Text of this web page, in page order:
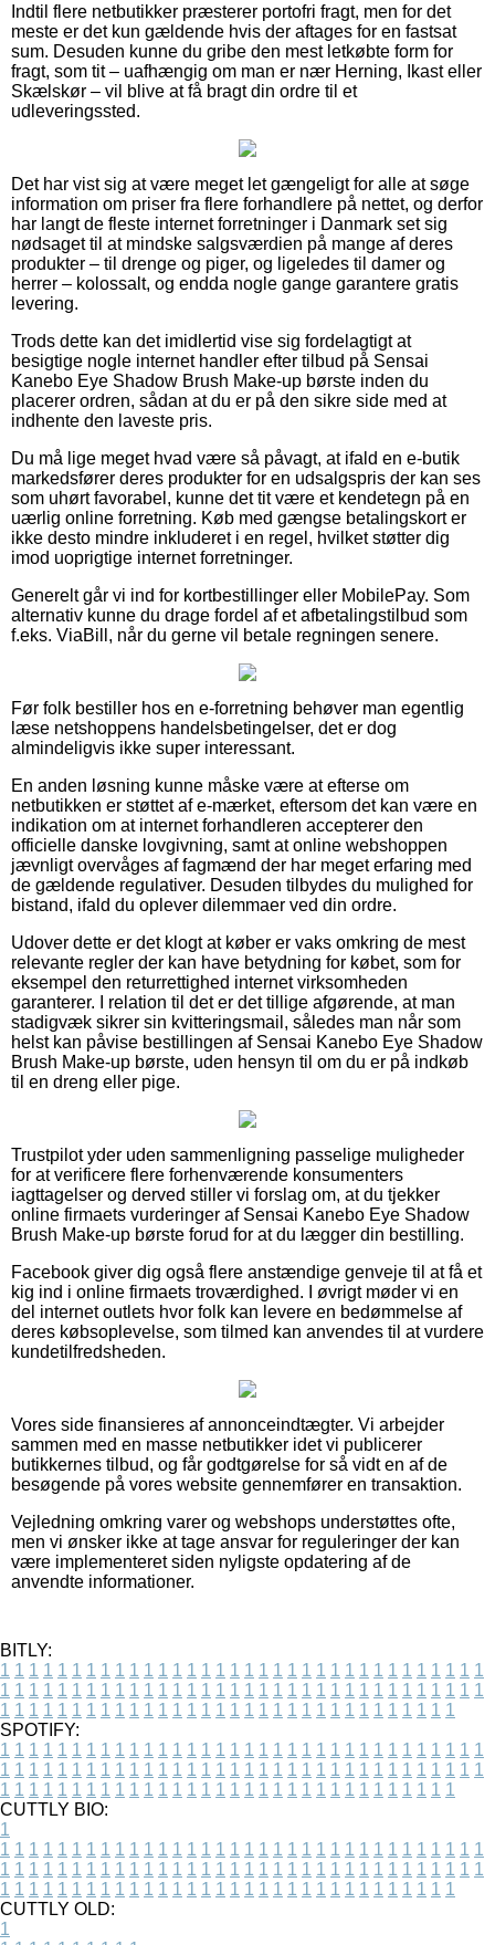
Indtil flere netbutikker præsterer portofri fragt, men for det
meste er det kun gældende hvis der aftages for en fastsat
sum. Desuden kunne du gribe den mest letkøbte form for
fragt, som tit – uafhængig om man er nær Herning, Ikast eller
Skælskør – vil blive at få bragt din ordre til et
udleveringssted.
Det har vist sig at være meget let gængeligt for alle at søge
information om priser fra flere forhandlere på nettet, og derfor
har langt de fleste internet forretninger i Danmark set sig
nødsaget til at mindske salgsværdien på mange af deres
produkter – til drenge og piger, og ligeledes til damer og
herrer – kolossalt, og endda nogle gange garantere gratis
levering.
Trods dette kan det imidlertid vise sig fordelagtigt at
besigtige nogle internet handler efter tilbud på Sensai
Kanebo Eye Shadow Brush Make-up børste inden du
placerer ordren, sådan at du er på den sikre side med at
indhente den laveste pris.
Du må lige meget hvad være så påvagt, at ifald en e-butik
markedsfører deres produkter for en udsalgspris der kan ses
som uhørt favorabel, kunne det tit være et kendetegn på en
uærlig online forretning. Køb med gængse betalingskort er
ikke desto mindre inkluderet i en regel, hvilket støtter dig
imod uoprigtige internet forretninger.
Generelt går vi ind for kortbestillinger eller MobilePay. Som
alternativ kunne du drage fordel af et afbetalingstilbud som
f.eks. ViaBill, når du gerne vil betale regningen senere.
Før folk bestiller hos en e-forretning behøver man egentlig
læse netshoppens handelsbetingelser, det er dog
almindeligvis ikke super interessant.
En anden løsning kunne måske være at efterse om
netbutikken er støttet af e-mærket, eftersom det kan være en
indikation om at internet forhandleren accepterer den
officielle danske lovgivning, samt at online webshoppen
jævnligt overvåges af fagmænd der har meget erfaring med
de gældende regulativer. Desuden tilbydes du mulighed for
bistand, ifald du oplever dilemmaer ved din ordre.
Udover dette er det klogt at køber er vaks omkring de mest
relevante regler der kan have betydning for købet, som for
eksempel den returrettighed internet virksomheden
garanterer. I relation til det er det tillige afgørende, at man
stadigvæk sikrer sin kvitteringsmail, således man når som
helst kan påvise bestillingen af Sensai Kanebo Eye Shadow
Brush Make-up børste, uden hensyn til om du er på indkøb
til en dreng eller pige.
Trustpilot yder uden sammenligning passelige muligheder
for at verificere flere forhenværende konsumenters
iagttagelser og derved stiller vi forslag om, at du tjekker
online firmaets vurderinger af Sensai Kanebo Eye Shadow
Brush Make-up børste forud for at du lægger din bestilling.
Facebook giver dig også flere anstændige genveje til at få et
kig ind i online firmaets troværdighed. I øvrigt møder vi en
del internet outlets hvor folk kan levere en bedømmelse af
deres købsoplevelse, som tilmed kan anvendes til at vurdere
kundetilfredsheden.
Vores side finansieres af annonceindtægter. Vi arbejder
sammen med en masse netbutikker idet vi publicerer
butikkernes tilbud, og får godtgørelse for så vidt en af de
besøgende på vores website gennemfører en transaktion.
Vejledning omkring varer og webshops understøttes ofte,
men vi ønsker ikke at tage ansvar for reguleringer der kan
være implementeret siden nyligste opdatering af de
anvendte informationer.
BITLY:
1 1 1 1 1 1 1 1 1 1 1 1 1 1 1 1 1 1 1 1 1 1 1 1 1 1 1 1 1 1 1 1 1 1
1 1 1 1 1 1 1 1 1 1 1 1 1 1 1 1 1 1 1 1 1 1 1 1 1 1 1 1 1 1 1 1 1 1
1 1 1 1 1 1 1 1 1 1 1 1 1 1 1 1 1 1 1 1 1 1 1 1 1 1 1 1 1 1 1 1
SPOTIFY:
1 1 1 1 1 1 1 1 1 1 1 1 1 1 1 1 1 1 1 1 1 1 1 1 1 1 1 1 1 1 1 1 1 1
1 1 1 1 1 1 1 1 1 1 1 1 1 1 1 1 1 1 1 1 1 1 1 1 1 1 1 1 1 1 1 1 1 1
1 1 1 1 1 1 1 1 1 1 1 1 1 1 1 1 1 1 1 1 1 1 1 1 1 1 1 1 1 1 1 1
CUTTLY BIO:
1
1 1 1 1 1 1 1 1 1 1 1 1 1 1 1 1 1 1 1 1 1 1 1 1 1 1 1 1 1 1 1 1 1 1
1 1 1 1 1 1 1 1 1 1 1 1 1 1 1 1 1 1 1 1 1 1 1 1 1 1 1 1 1 1 1 1 1 1
1 1 1 1 1 1 1 1 1 1 1 1 1 1 1 1 1 1 1 1 1 1 1 1 1 1 1 1 1 1 1 1
CUTTLY OLD:
1